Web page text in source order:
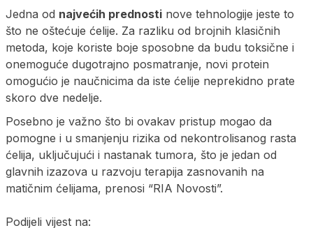
Jedna od najvećih prednosti nove tehnologije jeste to
što ne oštećuje ćelije. Za razliku od brojnih klasičnih
metoda, koje koriste boje sposobne da budu toksične i
onemoguće dugotrajno posmatranje, novi protein
omogućio je naučnicima da iste ćelije neprekidno prate
skoro dve nedelje.
Posebno je važno što bi ovakav pristup mogao da
pomogne i u smanjenju rizika od nekontrolisanog rasta
ćelija, uključujući i nastanak tumora, što je jedan od
glavnih izazova u razvoju terapija zasnovanih na
matičnim ćelijama, prenosi “RIA Novosti”.
Podijeli vijest na: